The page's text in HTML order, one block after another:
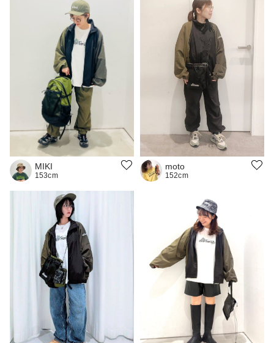
MIKI
153cm
moto
152cm